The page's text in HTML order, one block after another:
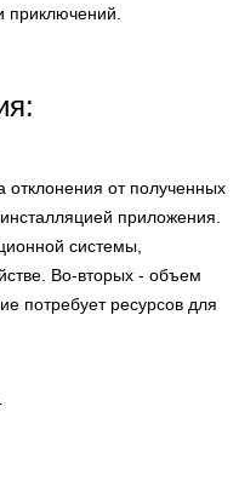
приключений.
отклонения от полученных
приложения.
системы,
Во-вторых - объем
потребует ресурсов для